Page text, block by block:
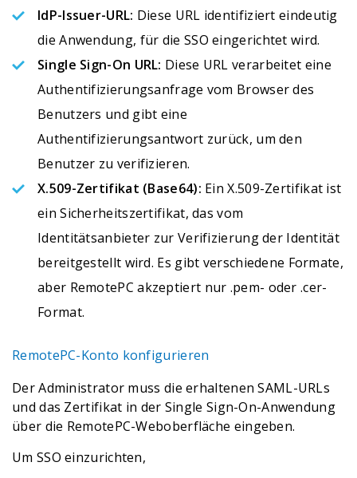
IdP-Issuer-URL: Diese URL identifiziert eindeutig
die Anwendung, für die SSO eingerichtet wird.
Single Sign-On URL: Diese URL verarbeitet eine
Authentifizierungsanfrage vom Browser des
Benutzers und gibt eine
Authentifizierungsantwort zurück, um den
Benutzer zu verifizieren.
X.509-Zertifikat (Base64): Ein X.509-Zertifikat ist
ein Sicherheitszertifikat, das vom
Identitätsanbieter zur Verifizierung der Identität
bereitgestellt wird. Es gibt verschiedene Formate,
aber RemotePC akzeptiert nur .pem- oder .cer-
Format.
RemotePC-Konto konfigurieren
Der Administrator muss die erhaltenen SAML-URLs
und das Zertifikat in der Single Sign-On-Anwendung
über die RemotePC-Weboberfläche eingeben.
Um SSO einzurichten,